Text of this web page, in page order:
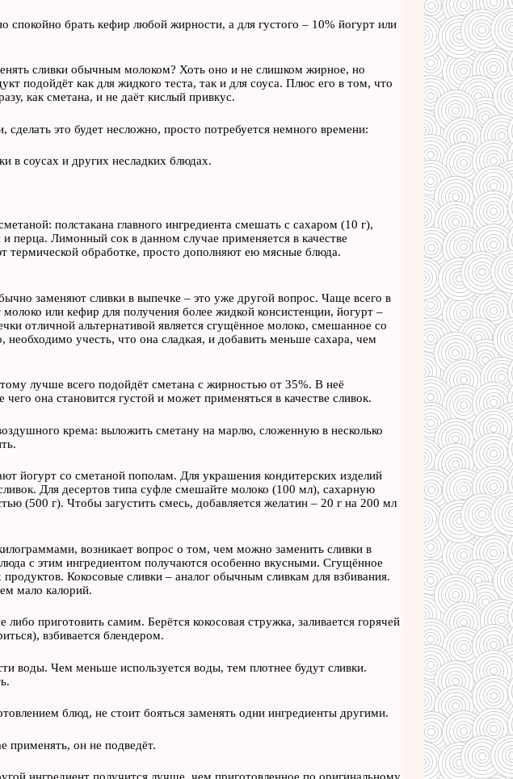
спокойно брать кефир любой жирности, а для густого – 10% йогурт или
сливки обычным молоком? Хоть оно и не слишком жирное, но
подойдёт как для жидкого теста, так и для соуса. Плюс его в том, что
как сметана, и не даёт кислый привкус.
сделать это будет несложно, просто потребуется немного времени:
в соусах и других несладких блюдах.
полстакана главного ингредиента смешать с сахаром (10 г),
перца. Лимонный сок в данном случае применяется в качестве
термической обработке, просто дополняют ею мясные блюда.
заменяют сливки в выпечке – это уже другой вопрос. Чаще всего в
или кефир для получения более жидкой консистенции, йогурт –
отличной альтернативой является сгущённое молоко, смешанное со
учесть, что она сладкая, и добавить меньше сахара, чем
лучше всего подойдёт сметана с жирностью от 35%. В неё
она становится густой и может применяться в качестве сливок.
крема: выложить сметану на марлю, сложенную в несколько
йогурт со сметаной пополам. Для украшения кондитерских изделий
Для десертов типа суфле смешайте молоко (100 мл), сахарную
(500 г). Чтобы загустить смесь, добавляется желатин – 20 г на 200 мл
возникает вопрос о том, чем можно заменить сливки в
с этим ингредиентом получаются особенно вкусными. Сгущённое
Кокосовые сливки – аналог обычным сливкам для взбивания.
мало калорий.
приготовить самим. Берётся кокосовая стружка, заливается горячей
взбивается блендером.
воды. Чем меньше используется воды, тем плотнее будут сливки.
блюд, не стоит бояться заменять одни ингредиенты другими.
применять, он не подведёт.